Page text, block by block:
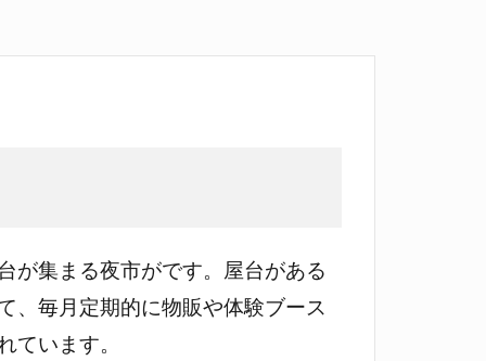
が集まる夜市がです。屋台がある
、毎月定期的に物販や体験ブース
ています。